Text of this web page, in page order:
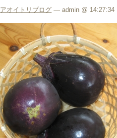
アオイトリブログ — admin @ 14:27:34